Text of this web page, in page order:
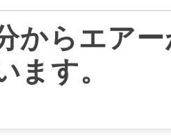
プ
ハ！世界のIWAKI
なるチャンネル
からエア
ます。